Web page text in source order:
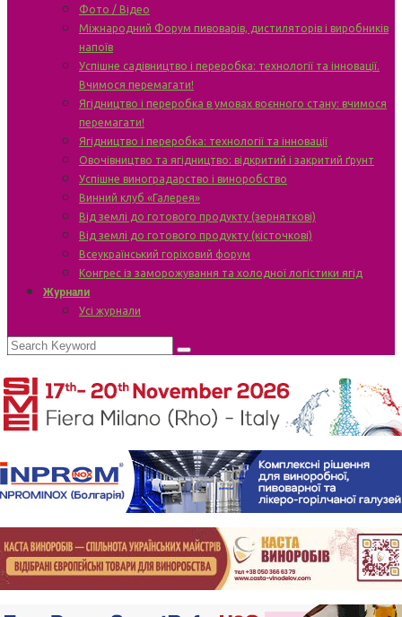
Фото / Відео
Міжнародний Форум пивоварів, дистиляторів і виробників
напоїв
Успішне садівництво і переробка: технології та інновації.
Вчимося перемагати!
Ягідництво і переробка в умовах воєнного стану: вчимося
перемагати!
Ягідництво і переробка: технології та інновації
Овочівництво та ягідництво: відкритий і закритий ґрунт
Успішне виноградарство і виноробство
Винний клуб «Галерея»
Від землі до готового продукту (зерняткові)
Від землі до готового продукту (кісточкові)
Всеукраїнський горіховий форум
Конгрес із заморожування та холодної логістики ягід
Журнали
Усі журнали